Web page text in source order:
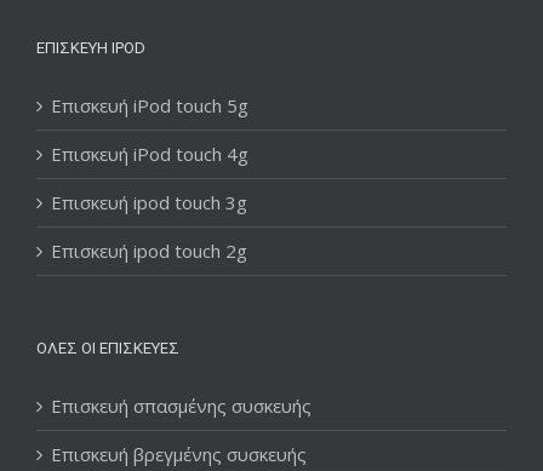
ΕΠΙΣΚΕΥΉ IPOD
Επισκευή iPod touch 5g
Επισκευή iPod touch 4g
Επισκευή ipod touch 3g
Επισκευή ipod touch 2g
ΌΛΕΣ ΟΙ ΕΠΙΣΚΕΥΈΣ
Επισκευή σπασμένης συσκευής
Επισκευή βρεγμένης συσκευής